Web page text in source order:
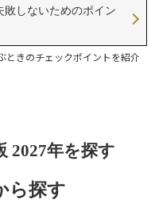
しないためのポイン
ときのチェックポイントを紹介
2027年を探す
ら探す